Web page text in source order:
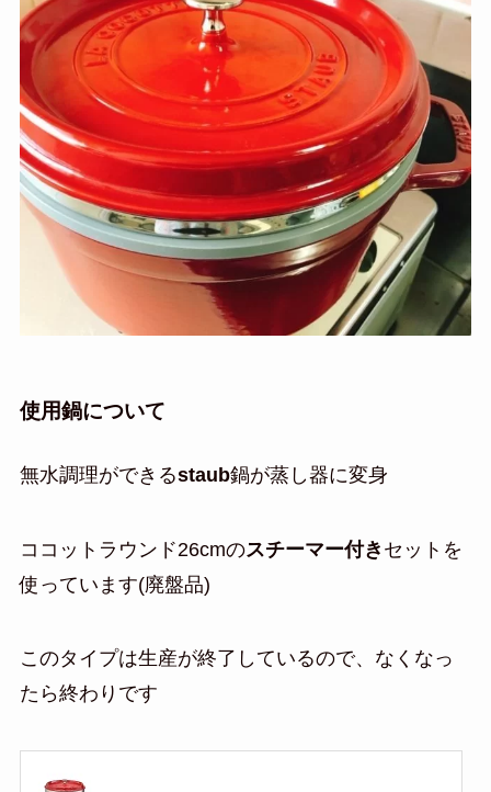
使用鍋について
無水調理ができるstaub鍋が蒸し器に変身
ココットラウンド26cmのスチーマー付き セットを
使っています(廃盤品)
このタイプは生産が終了しているので、なくなっ
たら終わりです